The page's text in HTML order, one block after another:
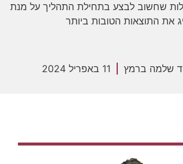
שחשוב לבצע בתחילת התהליך על מנת
את התוצאות הטובות ביותר
שלמה ברמץ 11 באפריל 2024